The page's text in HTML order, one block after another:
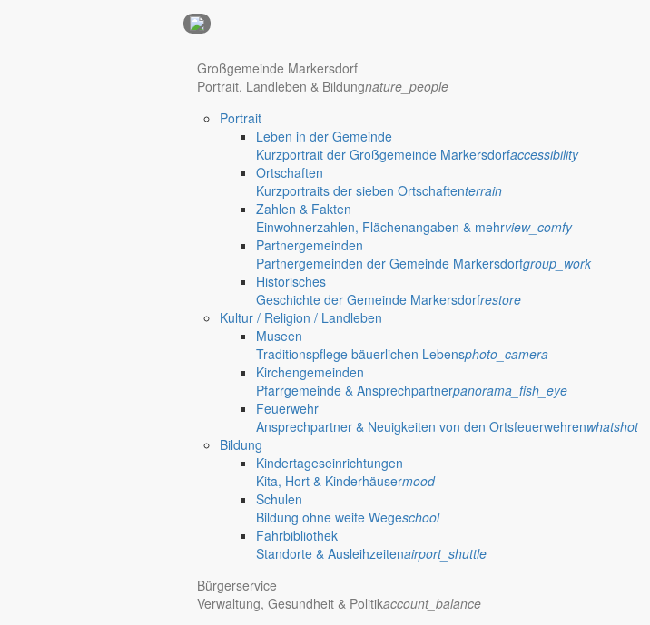
Regional werben auf markersdorf.de! anzeigen@gemeinde-markersdorf.de
Großgemeinde Markersdorf
Portrait, Landleben & Bildungnature_people
Portrait
Leben in der Gemeinde
Kurzportrait der Großgemeinde Markersdorfaccessibility
Ortschaften
Kurzportraits der sieben Ortschaftenterrain
Zahlen & Fakten
Einwohnerzahlen, Flächenangaben & mehrview_comfy
Partnergemeinden
Partnergemeinden der Gemeinde Markersdorfgroup_work
Historisches
Geschichte der Gemeinde Markersdorfrestore
Kultur / Religion / Landleben
Museen
Traditionspflege bäuerlichen Lebensphoto_camera
Kirchengemeinden
Pfarrgemeinde & Ansprechpartnerpanorama_fish_eye
Feuerwehr
Ansprechpartner & Neuigkeiten von den Ortsfeuerwehrenwhatshot
Bildung
Kindertageseinrichtungen
Kita, Hort & Kinderhäusermood
Schulen
Bildung ohne weite Wegeschool
Fahrbibliothek
Standorte & Ausleihzeitenairport_shuttle
Bürgerservice
Verwaltung, Gesundheit & Politikaccount_balance